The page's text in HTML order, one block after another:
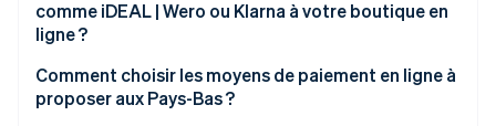
Stripe Sessions 2026
Découvrez comment Stripe construit l’infrastructure
Wallets
Prélèvements automatiques SEPA
comme iDEAL | Wero ou Klarna à votre boutique en
ligne ?
Choisissez un prestataire qui prend en charge les
moyens de paiement néerlandais
Comment choisir les moyens de paiement en ligne à
proposer aux Pays-Bas ?